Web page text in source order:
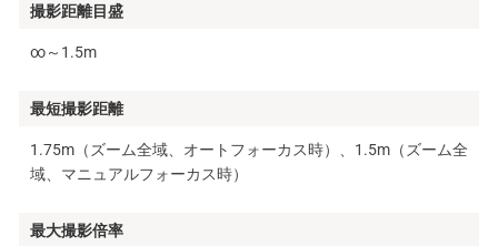
撮影距離目盛
∞～1.5m
最短撮影距離
1.75m（ズーム全域、オートフォーカス時）、1.5m（ズーム全
域、マニュアルフォーカス時）
最大撮影倍率